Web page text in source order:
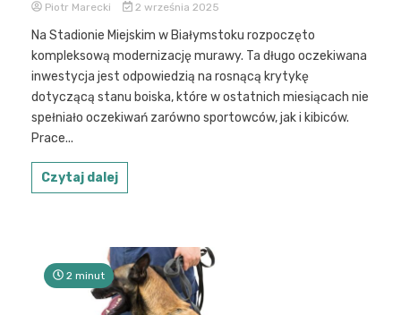
Piotr Marecki 2 września 2025
Na Stadionie Miejskim w Białymstoku rozpoczęto
kompleksową modernizację murawy. Ta długo oczekiwana
inwestycja jest odpowiedzią na rosnącą krytykę
dotyczącą stanu boiska, które w ostatnich miesiącach nie
spełniało oczekiwań zarówno sportowców, jak i kibiców.
Prace...
Czytaj dalej
2 minut